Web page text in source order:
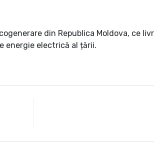
din Republica Moldova, ce
energie electrică al țării.